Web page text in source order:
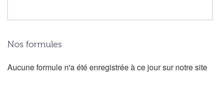
Nos formules
Aucune formule n'a été enregistrée à ce jour sur notre site